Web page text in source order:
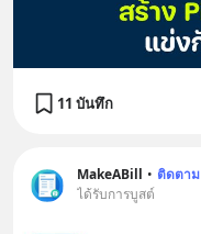
11 บันทึก
MakeABill • ติดตาม
ได้รับการบูสต์